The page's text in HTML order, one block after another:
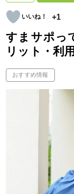
+1
すまサポっ
リット・利
おすすめ情報